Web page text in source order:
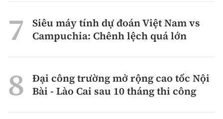
Siêu máy tính dự đoán Việt Nam vs
Campuchia: Chênh lệch quá lớn
Đại công trường mở rộng cao tốc Nội
Bài - Lào Cai sau 10 tháng thi công